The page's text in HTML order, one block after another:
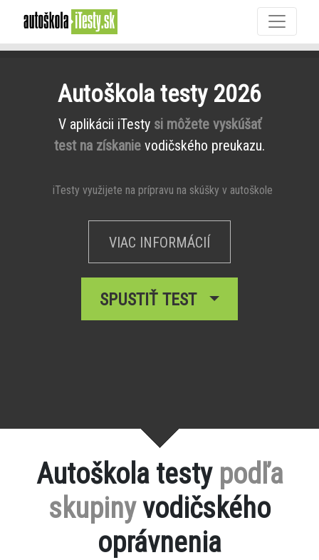
Autoškola testy 2026
V aplikácii iTesty si môžete vyskúšať
test na získanie vodičského preukazu.
iTesty využijete na prípravu na skúšky v autoškole
VIAC INFORMÁCIÍ
SPUSTIŤ TEST
Autoškola testy podľa
skupinyvodičského
oprávnenia